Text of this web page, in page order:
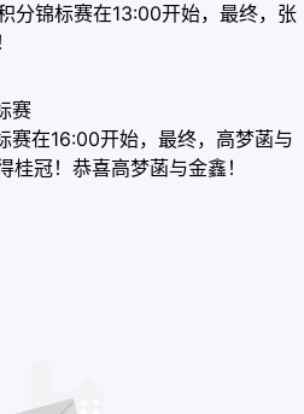
分锦标赛在13:00开始，最终，张
赛
赛在16:00开始，最终，高梦菡与
冠！恭喜高梦菡与金鑫！